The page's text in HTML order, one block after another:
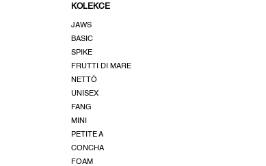
KOLEKCE
JAWS
BASIC
SPIKE
FRUTTI DI MARE
NETTÓ
UNISEX
FANG
MINI
PETITE A
CONCHA
FOAM